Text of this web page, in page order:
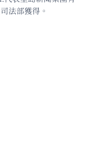
法部獲得。